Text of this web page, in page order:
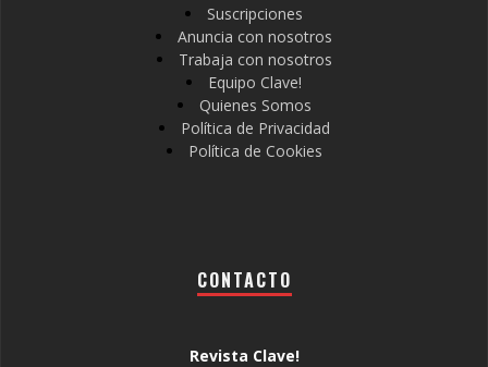
Suscripciones
Anuncia con nosotros
Trabaja con nosotros
Equipo Clave!
Quienes Somos
Política de Privacidad
Política de Cookies
CONTACTO
Revista Clave!